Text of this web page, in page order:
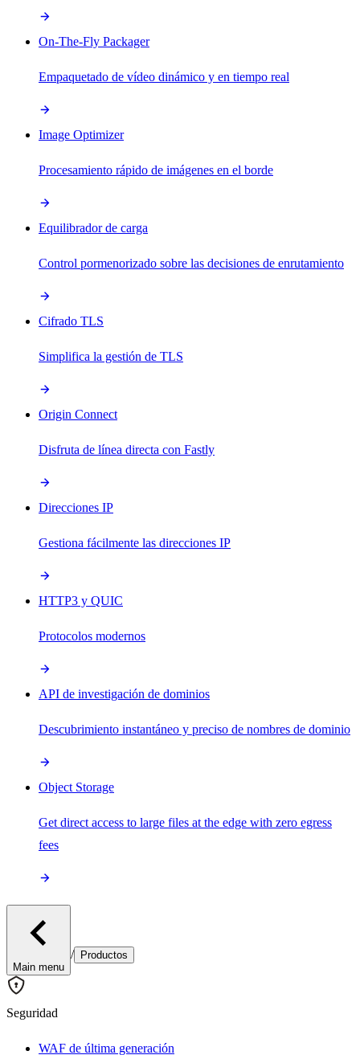
On-The-Fly Packager
Empaquetado de vídeo dinámico y en tiempo real
Image Optimizer
Procesamiento rápido de imágenes en el borde
Equilibrador de carga
Control pormenorizado sobre las decisiones de enrutamiento
Cifrado TLS
Simplifica la gestión de TLS
Origin Connect
Disfruta de línea directa con Fastly
Direcciones IP
Gestiona fácilmente las direcciones IP
HTTP3 y QUIC
Protocolos modernos
API de investigación de dominios
Descubrimiento instantáneo y preciso de nombres de dominio
Object Storage
Get direct access to large files at the edge with zero egress
fees
Main menu
/ Productos
Seguridad
WAF de última generación